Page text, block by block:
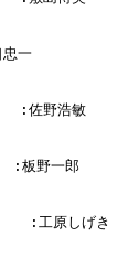
一
:佐野浩敏
板野一郎
工原しげき